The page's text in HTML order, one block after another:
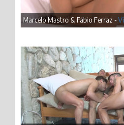
Marcelo Mastro & Fábio Ferraz -